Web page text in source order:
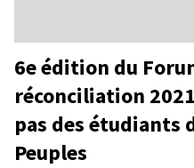
6e édition du
réconciliation
pas des étudiants
Peuples